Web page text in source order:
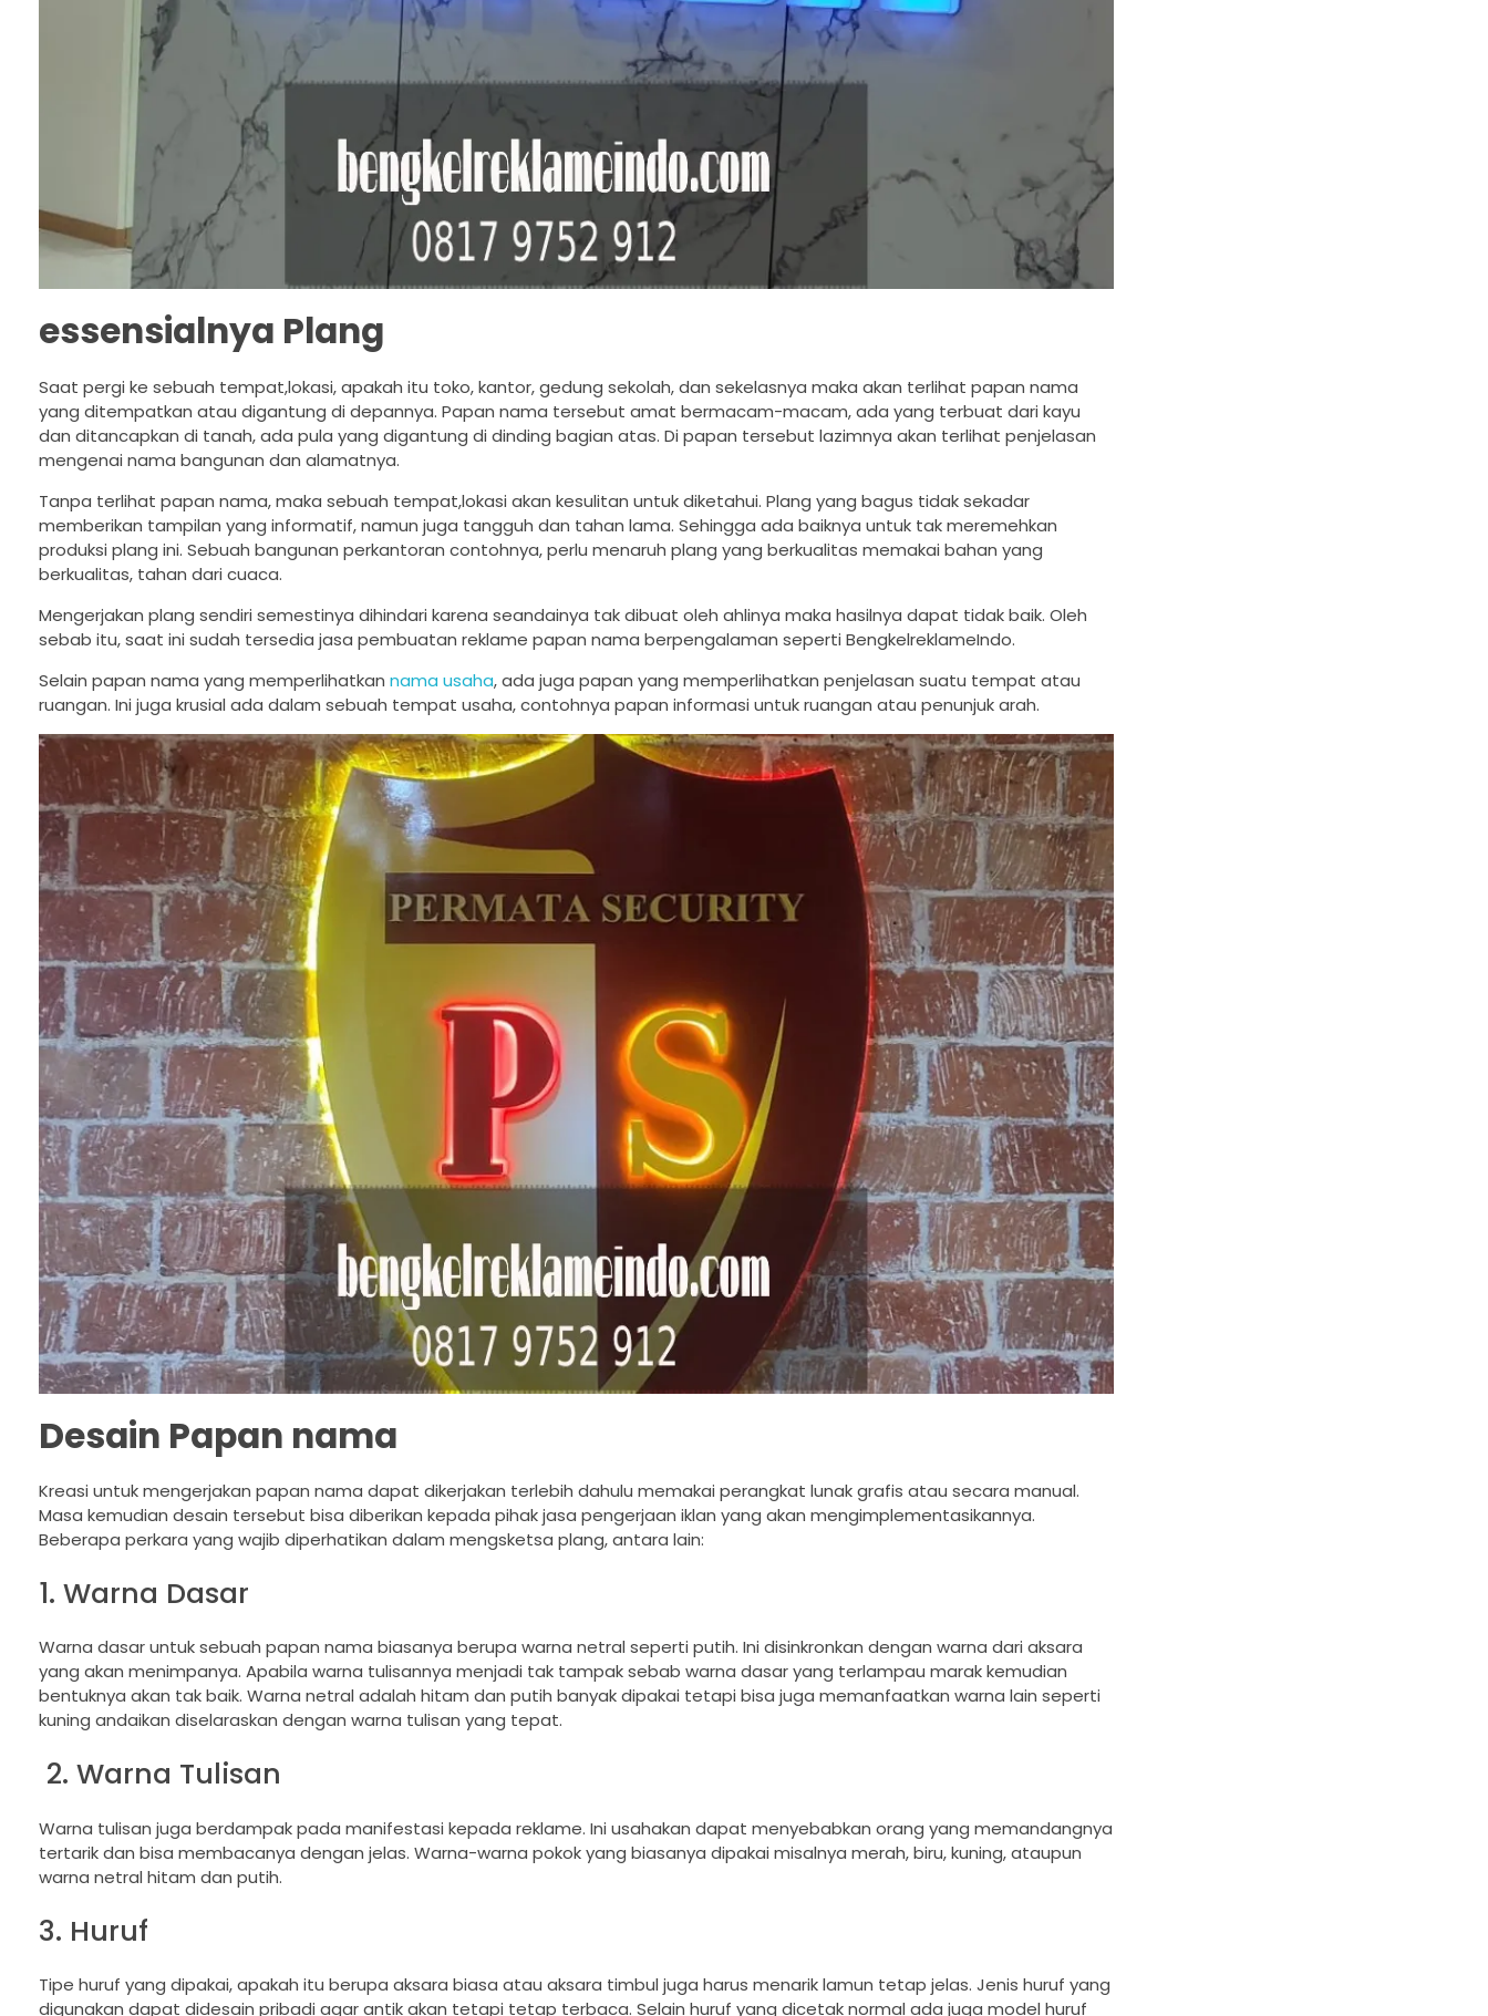
essensialnya Plang
Saat pergi ke sebuah tempat,lokasi, apakah itu toko, kantor, gedung sekolah, dan sekelasnya maka akan terlihat papan nama
yang ditempatkan atau digantung di depannya. Papan nama tersebut amat bermacam-macam, ada yang terbuat dari kayu
dan ditancapkan di tanah, ada pula yang digantung di dinding bagian atas. Di papan tersebut lazimnya akan terlihat penjelasan
mengenai nama bangunan dan alamatnya.
Tanpa terlihat papan nama, maka sebuah tempat,lokasi akan kesulitan untuk diketahui. Plang yang bagus tidak sekadar
memberikan tampilan yang informatif, namun juga tangguh dan tahan lama. Sehingga ada baiknya untuk tak meremehkan
produksi plang ini. Sebuah bangunan perkantoran contohnya, perlu menaruh plang yang berkualitas memakai bahan yang
berkualitas, tahan dari cuaca.
Mengerjakan plang sendiri semestinya dihindari karena seandainya tak dibuat oleh ahlinya maka hasilnya dapat tidak baik. Oleh
sebab itu, saat ini sudah tersedia jasa pembuatan reklame papan nama berpengalaman seperti BengkelreklameIndo.
Selain papan nama yang memperlihatkan nama usaha, ada juga papan yang memperlihatkan penjelasan suatu tempat atau
ruangan. Ini juga krusial ada dalam sebuah tempat usaha, contohnya papan informasi untuk ruangan atau penunjuk arah.
Desain Papan nama
Kreasi untuk mengerjakan papan nama dapat dikerjakan terlebih dahulu memakai perangkat lunak grafis atau secara manual.
Masa kemudian desain tersebut bisa diberikan kepada pihak jasa pengerjaan iklan yang akan mengimplementasikannya.
Beberapa perkara yang wajib diperhatikan dalam mengsketsa plang, antara lain:
1. Warna Dasar
Warna dasar untuk sebuah papan nama biasanya berupa warna netral seperti putih. Ini disinkronkan dengan warna dari aksara
yang akan menimpanya. Apabila warna tulisannya menjadi tak tampak sebab warna dasar yang terlampau marak kemudian
bentuknya akan tak baik. Warna netral adalah hitam dan putih banyak dipakai tetapi bisa juga memanfaatkan warna lain seperti
kuning andaikan diselaraskan dengan warna tulisan yang tepat.
2. Warna Tulisan
Warna tulisan juga berdampak pada manifestasi kepada reklame. Ini usahakan dapat menyebabkan orang yang memandangnya
tertarik dan bisa membacanya dengan jelas. Warna-warna pokok yang biasanya dipakai misalnya merah, biru, kuning, ataupun
warna netral hitam dan putih.
3. Huruf
Tipe huruf yang dipakai, apakah itu berupa aksara biasa atau aksara timbul juga harus menarik lamun tetap jelas. Jenis huruf yang
digunakan dapat didesain pribadi agar antik akan tetapi tetap terbaca. Selain huruf yang dicetak normal ada juga model huruf